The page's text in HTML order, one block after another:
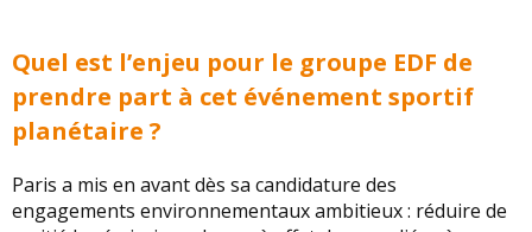
Quel est l’enjeu pour le groupe EDF de
prendre part à cet événement sportif
planétaire ?
Paris a mis en avant dès sa candidature des
engagements environnementaux ambitieux : réduire de